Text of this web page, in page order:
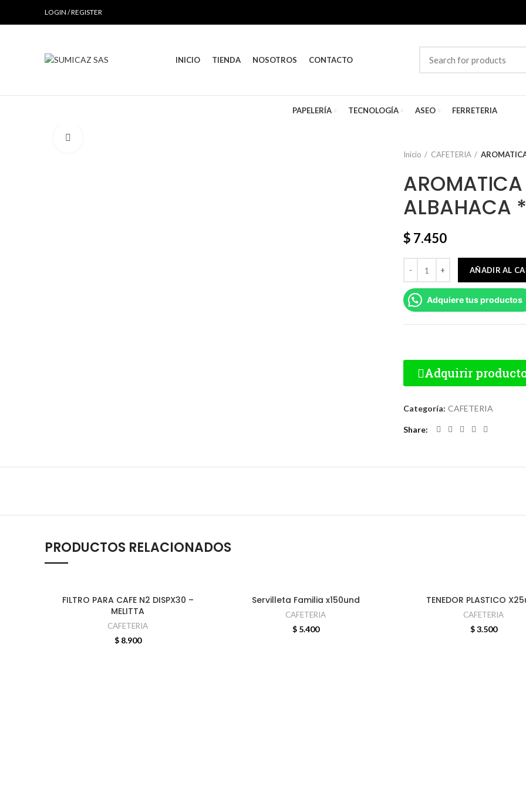
LOGIN / REGISTER
INICIO TIENDA NOSOTROS CONTACTO
PAPELERÍA TECNOLOGÍA ASEO FERRETERIA
Inicio
CAFETERIA
ALBAHACA
$ 7.450
AÑADIR AL
Adquiere tus productos
Adquirir
Categoría: CAFETERIA
Share
PRODUCTOS RELACIONADOS
AÑADIR AL CARRITO
FILTRO PARA CAFE N2 DISPX30 –
MELITTA
CAFETERIA
$8.900
AÑADIR AL CARRITO
Servilleta Familia x150und
CAFETERIA
$5.400
AÑADIR AL CARRITO
TENEDOR PLASTICO
CAFETERIA
$3.500